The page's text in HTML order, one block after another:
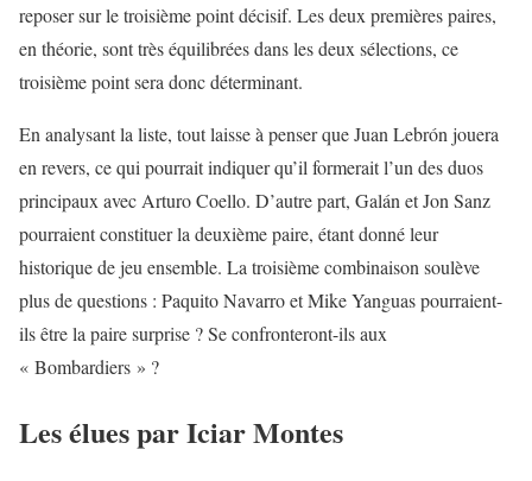
reposer sur le troisième point décisif. Les deux premières paires,
en théorie, sont très équilibrées dans les deux sélections, ce
troisième point sera donc déterminant.
En analysant la liste, tout laisse à penser que Juan Lebrón jouera
en revers, ce qui pourrait indiquer qu’il formerait l’un des duos
principaux avec Arturo Coello. D’autre part, Galán et Jon Sanz
pourraient constituer la deuxième paire, étant donné leur
historique de jeu ensemble. La troisième combinaison soulève
plus de questions : Paquito Navarro et Mike Yanguas pourraient-
ils être la paire surprise ? Se confronteront-ils aux
« Bombardiers » ?
Les élues par Iciar Montes